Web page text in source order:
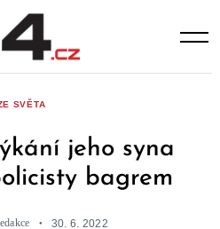
SVĚTA
jeho syna
bagrem
30. 6. 2022